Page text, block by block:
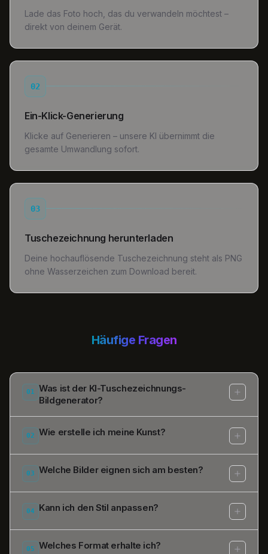
Lade das Foto hoch, das du verwandeln möchtest –
direkt von deinem Gerät.
02
Ein-Klick-Generierung
Klicke auf Generieren – unsere KI übernimmt die
gesamte Umwandlung sofort.
03
Tuschezeichnung herunterladen
Deine hochauflösende Tuschezeichnung steht als PNG
ohne Wasserzeichen zum Download bereit.
Häufige Fragen
01
Was ist der KI-Tuschezeichnungs-
Bildgenerator?
02 Wie erstelle ich meine Kunst?
03 Welche Bilder eignen sich am besten?
04 Kann ich den Stil anpassen?
05 Welches Format erhalte ich?